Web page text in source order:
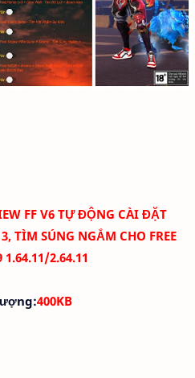
FF V6 TỰ ĐỘNG CÀI ĐẶT
TÌM SÚNG NGẮM CHO FREE
1.64.11/2.64.11
400KB